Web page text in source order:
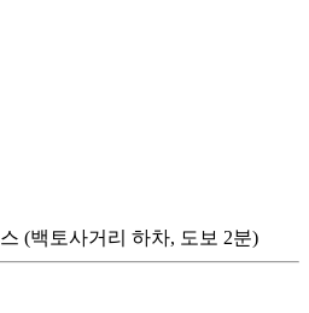
(백토사거리 하차, 도보 2분)